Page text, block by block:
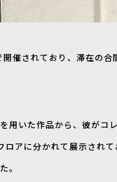
されており、滞在の合
用いた作品から、彼がコ
ロアに分かれて展示され
。